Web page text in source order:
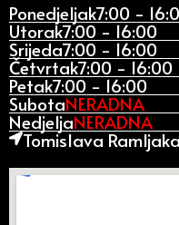
Ponedjeljak7:00 -
Utorak7:00 - 16:00
Srijeda7:00 - 16:00
Četvrtak7:00 - 16:00
Petak7:00 - 16:00
SubotaNERADNA
NedjeljaNERADNA
Tomislava